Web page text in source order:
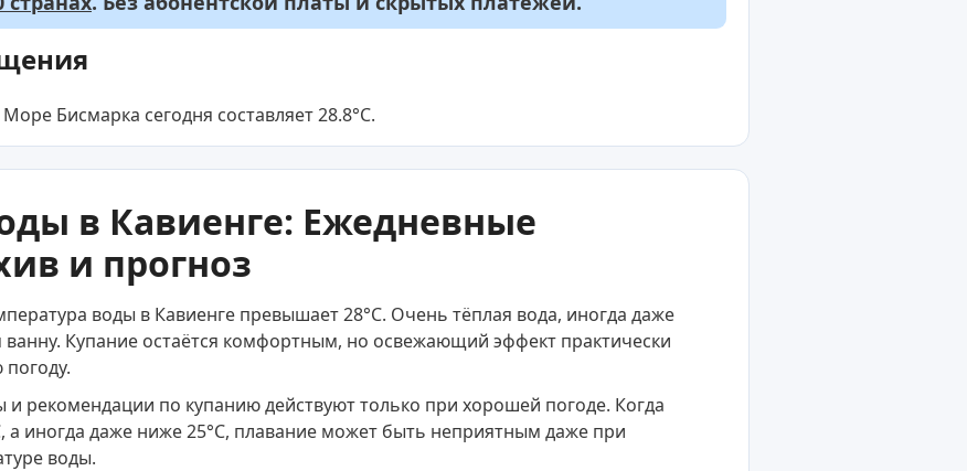
Бисмарка сегодня составляет 28.8°C.
в Кавиенге: Ежедневные
и прогноз
воды в Кавиенге превышает 28°C. Очень тёплая вода, иногда даже
Купание остаётся комфортным, но освежающий эффект практически
погоду.
и рекомендации по купанию действуют только при хорошей погоде. Когда
а иногда даже ниже 25°C, плавание может быть неприятным даже при
воды.